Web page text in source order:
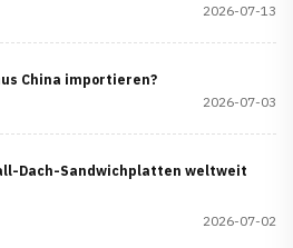
2026-07-13
China importieren?
2026-07-03
Dach-Sandwichplatten weltweit
2026-07-02